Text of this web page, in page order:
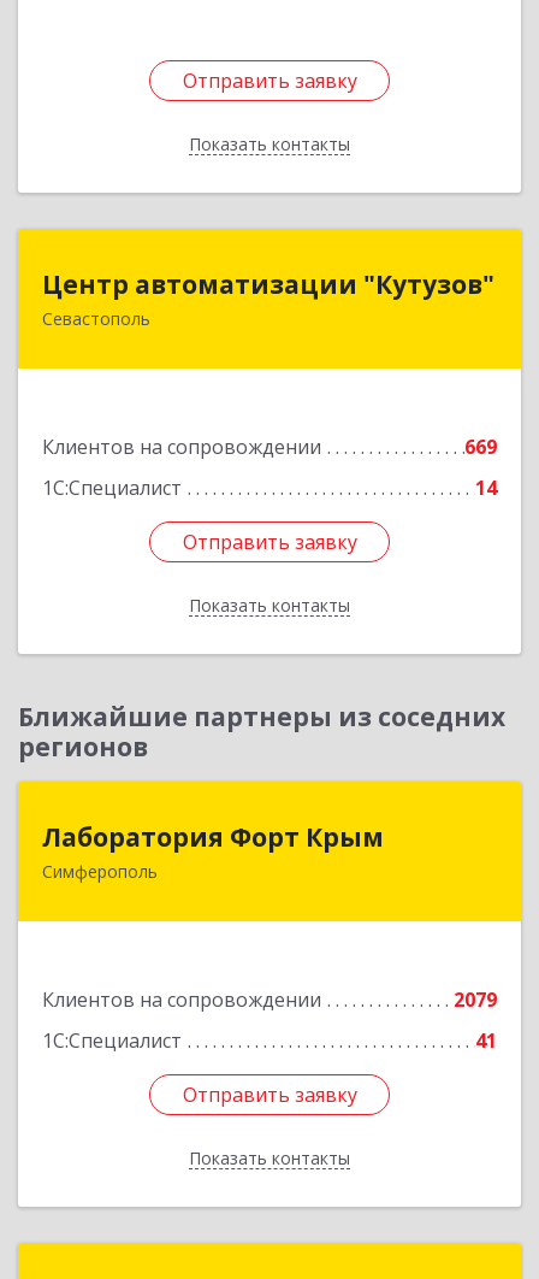
Отправить заявку
Показать контакты
Отправить заявку
Назад
Центр автоматизации "Кутузов"
Севастополь
Клиентов на сопровождении
669
1С:Специалист
14
Отправить заявку
Показать контакты
299011, Севастополь г, Генерала Петрова ул,
Отправить заявку
Назад
Ближайшие партнеры из соседних
регионов
Лаборатория Форт Крым
Симферополь
Клиентов на сопровождении
2079
1С:Специалист
41
Отправить заявку
Показать контакты
295034, Крым Респ, Симферополь г, Киевская
Отправить заявку
Назад